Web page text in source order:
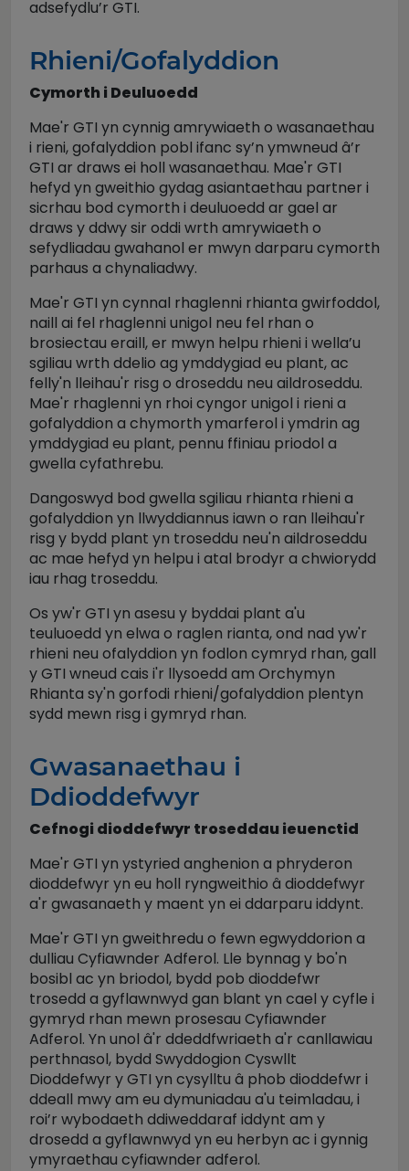
adsefydlu’r GTI.
Rhieni/Gofalyddion
Cymorth i Deuluoedd
Mae'r GTI yn cynnig amrywiaeth o wasanaethau
i rieni, gofalyddion pobl ifanc sy’n ymwneud â’r
GTI ar draws ei holl wasanaethau. Mae'r GTI
hefyd yn gweithio gydag asiantaethau partner i
sicrhau bod cymorth i deuluoedd ar gael ar
draws y ddwy sir oddi wrth amrywiaeth o
sefydliadau gwahanol er mwyn darparu cymorth
parhaus a chynaliadwy.
Mae'r GTI yn cynnal rhaglenni rhianta gwirfoddol,
naill ai fel rhaglenni unigol neu fel rhan o
brosiectau eraill, er mwyn helpu rhieni i wella’u
sgiliau wrth ddelio ag ymddygiad eu plant, ac
felly'n lleihau'r risg o droseddu neu aildroseddu.
Mae'r rhaglenni yn rhoi cyngor unigol i rieni a
gofalyddion a chymorth ymarferol i ymdrin ag
ymddygiad eu plant, pennu ffiniau priodol a
gwella cyfathrebu.
Dangoswyd bod gwella sgiliau rhianta rhieni a
gofalyddion yn llwyddiannus iawn o ran lleihau'r
risg y bydd plant yn troseddu neu'n aildroseddu
ac mae hefyd yn helpu i atal brodyr a chwiorydd
iau rhag troseddu.
Os yw'r GTI yn asesu y byddai plant a'u
teuluoedd yn elwa o raglen rianta, ond nad yw'r
rhieni neu ofalyddion yn fodlon cymryd rhan, gall
y GTI wneud cais i'r llysoedd am Orchymyn
Rhianta sy'n gorfodi rhieni/gofalyddion plentyn
sydd mewn risg i gymryd rhan.
Gwasanaethau i
Ddioddefwyr
Cefnogi dioddefwyr troseddau ieuenctid
Mae'r GTI yn ystyried anghenion a phryderon
dioddefwyr yn eu holl ryngweithio â dioddefwyr
a'r gwasanaeth y maent yn ei ddarparu iddynt.
Mae'r GTI yn gweithredu o fewn egwyddorion a
dulliau Cyfiawnder Adferol. Lle bynnag y bo'n
bosibl ac yn briodol, bydd pob dioddefwr
trosedd a gyflawnwyd gan blant yn cael y cyfle i
gymryd rhan mewn prosesau Cyfiawnder
Adferol. Yn unol â'r ddeddfwriaeth a'r canllawiau
perthnasol, bydd Swyddogion Cyswllt
Dioddefwyr y GTI yn cysylltu â phob dioddefwr i
ddeall mwy am eu dymuniadau a'u teimladau, i
roi’r wybodaeth ddiweddaraf iddynt am y
drosedd a gyflawnwyd yn eu herbyn ac i gynnig
ymyraethau cyfiawnder adferol.